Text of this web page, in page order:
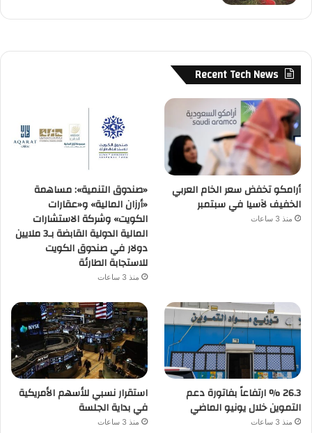
Recent Tech News
أرامكو تخفض سعر الخام العربي
الخفيف لآسيا في سبتمبر
منذ 3 ساعات
«صندوق التنمية»: مساهمة
«أرزان المالية» و«عقارات
الكويت» وشركة الاستشارات
المالية الدولية القابضة بـ3 ملايين
دولار في صندوق الكويت
للاستجابة الطارئة
منذ 3 ساعات
26.3 % ارتفاعاً بفاتورة دعم
التموين خلال يونيو الماضي
منذ 3 ساعات
استقرار نسبي للأسهم الأمريكية
في بداية الجلسة
منذ 3 ساعات